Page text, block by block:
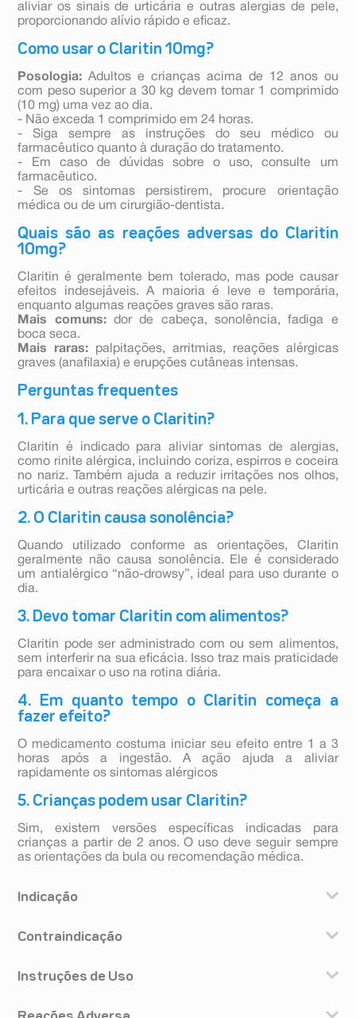
aliviar os sinais de urticária e outras alergias de pele,
proporcionando alívio rápido e eficaz.
Como usar o Claritin 10mg?
Posologia: Adultos e crianças acima de 12 anos ou
com peso superior a 30 kg devem tomar 1 comprimido
(10 mg) uma vez ao dia.
- Não exceda 1 comprimido em 24 horas.
- Siga sempre as instruções do seu médico ou
farmacêutico quanto à duração do tratamento.
- Em caso de dúvidas sobre o uso, consulte um
farmacêutico.
- Se os sintomas persistirem, procure orientação
médica ou de um cirurgião-dentista.
Quais são as reações adversas do Claritin
10mg?
Claritin é geralmente bem tolerado, mas pode causar
efeitos indesejáveis. A maioria é leve e temporária,
enquanto algumas reações graves são raras.
Mais comuns:dor de cabeça, sonolência, fadiga e
boca seca.
Mais raras: palpitações, arritmias, reações alérgicas
graves (anafilaxia) e erupções cutâneas intensas.
Perguntas frequentes
1. Para que serve o Claritin?
Claritin é indicado para aliviar sintomas de alergias,
como rinite alérgica, incluindo coriza, espirros e coceira
no nariz. Também ajuda a reduzir irritações nos olhos,
urticária e outras reações alérgicas na pele.
2. O Claritin causa sonolência?
Quando utilizado conforme as orientações, Claritin
geralmente não causa sonolência. Ele é considerado
um antialérgico “não-drowsy”, ideal para uso durante o
dia.
3. Devo tomar Claritin com alimentos?
Claritin pode ser administrado com ou sem alimentos,
sem interferir na sua eficácia. Isso traz mais praticidade
para encaixar o uso na rotina diária.
4. Em quanto tempo o Claritin começa a
fazer efeito?
O medicamento costuma iniciar seu efeito entre 1 a 3
horas após a ingestão. A ação ajuda a aliviar
rapidamente os sintomas alérgicos
5. Crianças podem usar Claritin?
Sim, existem versões específicas indicadas para
crianças a partir de 2 anos. O uso deve seguir sempre
as orientações da bula ou recomendação médica.
Indicação
associados com a rinite alérgica, como: coceira nasal,
outras alergias da pele. Claritin é o antialérgico da
alergia o dia todo, sem causar sono*, com uma ação de
Contraindicação
pacientes que tenham demonstrado qualquer tipo de
Instruções de Uso